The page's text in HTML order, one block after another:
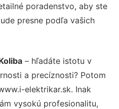
poradenstvo, aby ste
presne podľa vašich
– hľadáte istotu v
a precíznosti? Potom
elektrikar.sk. Inak
vysokú profesionalitu,